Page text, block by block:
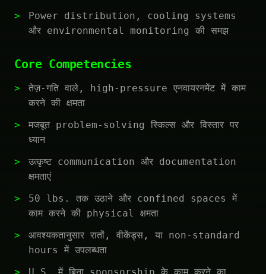
Power distribution, cooling systems
और environmental monitoring की समझ
Core Competencies
तेज़-गति वाले, high-pressure एनवायरनमेंट में काम
करने की क्षमता
मजबूत problem-solving स्किल्स और विस्तार पर
ध्यान
उत्कृष्ट communication और documentation
क्षमताएं
50 lbs. तक उठाने और confined spaces में
काम करने की physical क्षमता
आवश्यकतानुसार रातों, वीकेंड्स, या non-standard
hours में उपलब्धता